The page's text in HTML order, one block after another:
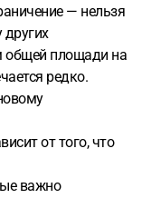
— нельзя
других
общей площади на
редко.
от того, что
важно